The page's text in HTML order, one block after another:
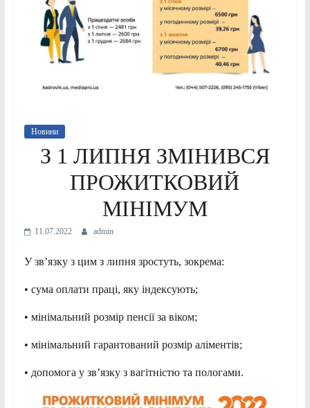
Новини
З 1 ЛИПНЯ ЗМІНИВСЯ
ПРОЖИТКОВИЙ
МІНІМУМ
11.07.2022 admin
У зв’язку з цим з липня зростуть, зокрема:
• сума оплати праці, яку індексують;
• мінімальний розмір пенсії за віком;
• мінімальний гарантований розмір аліментів;
• допомога у зв’язку з вагітністю та пологами.